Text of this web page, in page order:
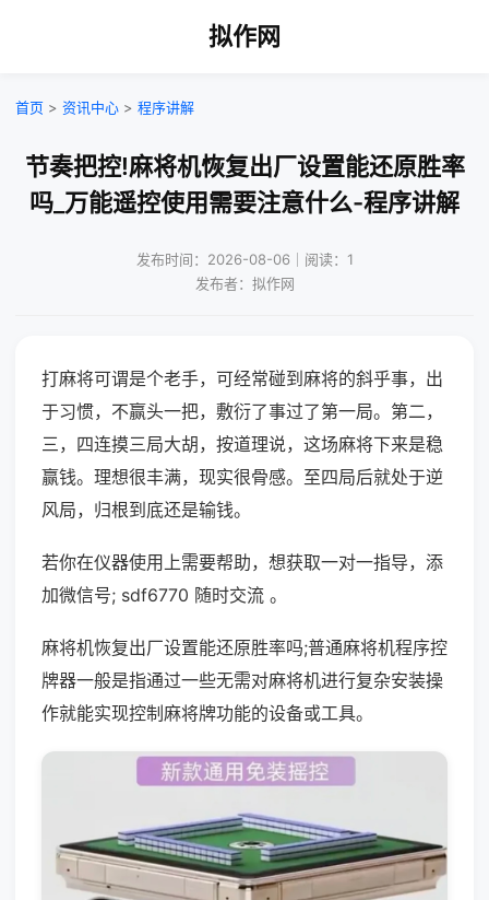
拟作网
首页 > 资讯中心 > 程序讲解
节奏把控!麻将机恢复出厂设置能还原胜率
吗_万能遥控使用需要注意什么-程序讲解
发布时间：2026-08-06｜阅读：1
发布者：拟作网
打麻将可谓是个老手，可经常碰到麻将的斜乎事，出
于习惯，不赢头一把，敷衍了事过了第一局。第二，
三，四连摸三局大胡，按道理说，这场麻将下来是稳
赢钱。理想很丰满，现实很骨感。至四局后就处于逆
风局，归根到底还是输钱。
若你在仪器使用上需要帮助，想获取一对一指导，添
加微信号; sdf6770 随时交流 。
麻将机恢复出厂设置能还原胜率吗;普通麻将机程序控
牌器一般是指通过一些无需对麻将机进行复杂安装操
作就能实现控制麻将牌功能的设备或工具。